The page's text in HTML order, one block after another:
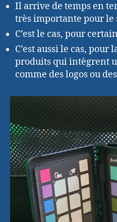
Il arrive de temps en
très importante pour le
C’est le cas, pour
C’est aussi le cas, pour
produits qui intègrent
comme des logos ou